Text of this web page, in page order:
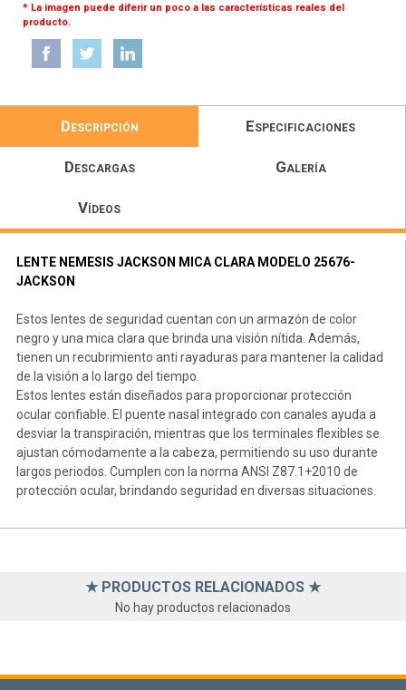
* La imagen puede diferir un poco a las características reales del
producto.
Descripción Especificaciones
Descargas Galería
Vídeos
LENTE NEMESIS JACKSON MICA CLARA MODELO 25676-
JACKSON
Estos lentes de seguridad cuentan con un armazón de color
negro y una mica clara que brinda una visión nítida. Además,
tienen un recubrimiento anti rayaduras para mantener la calidad
de la visión a lo largo del tiempo.
Estos lentes están diseñados para proporcionar protección
ocular confiable. El puente nasal integrado con canales ayuda a
desviar la transpiración, mientras que los terminales flexibles se
ajustan cómodamente a la cabeza, permitiendo su uso durante
largos periodos. Cumplen con la norma ANSI Z87.1+2010 de
protección ocular, brindando seguridad en diversas situaciones.
★ PRODUCTOS RELACIONADOS ★
No hay productos relacionados